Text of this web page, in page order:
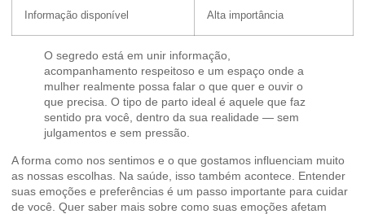
Informação disponível Alta importância
O segredo está em unir informação,
acompanhamento respeitoso e um espaço onde a
mulher realmente possa falar o que quer e ouvir o
que precisa. O tipo de parto ideal é aquele que faz
sentido pra você, dentro da sua realidade — sem
julgamentos e sem pressão.
A forma como nos sentimos e o que gostamos influenciam muito
as nossas escolhas. Na saúde, isso também acontece. Entender
suas emoções e preferências é um passo importante para cuidar
de você. Quer saber mais sobre como suas emoções afetam